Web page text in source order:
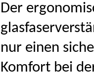
Der
nur einen
Komfort bei